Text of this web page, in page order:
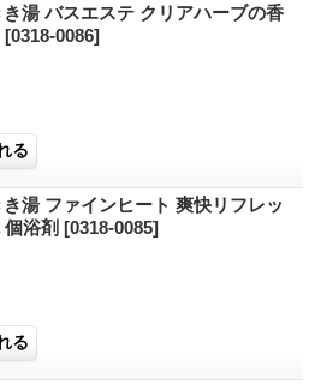
湯 バスエステ クリアハーブの香
[0318-0086]
湯 ファインヒート 爽快リフレッ
浴剤 [0318-0085]